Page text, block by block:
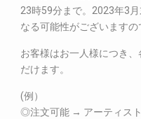
23時59分まで。2023年3
なる可能性がございますの
お客様はお一人様につき
だけます。
(例）
◎注文可能 → アーティス